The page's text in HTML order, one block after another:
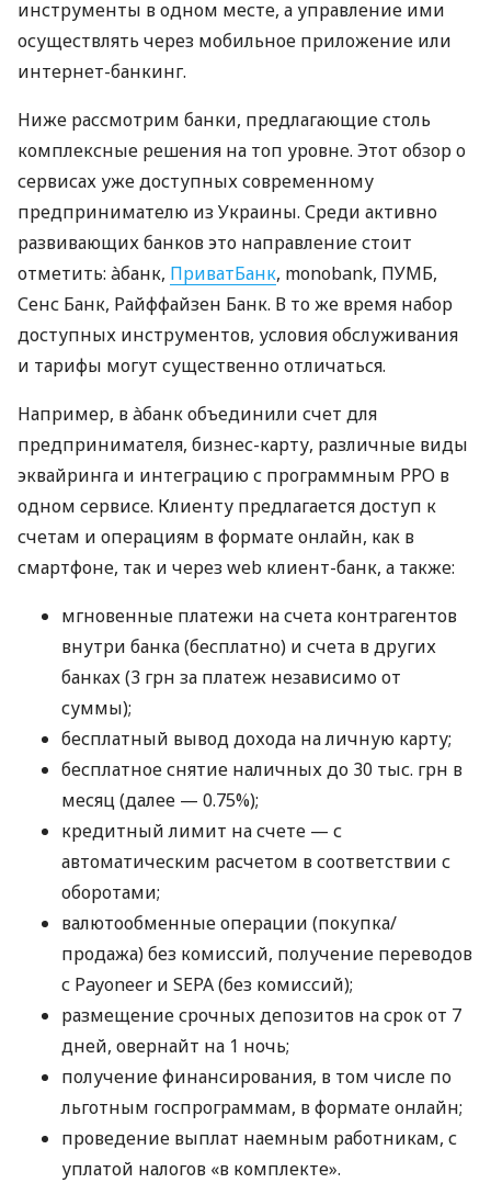
инструменты в одном месте, а управление ими
осуществлять через мобильное приложение или
интернет-банкинг.
Ниже рассмотрим банки, предлагающие столь
комплексные решения на топ уровне. Этот обзор о
сервисах уже доступных современному
предпринимателю из Украины. Среди активно
развивающих банков это направление стоит
отметить: àбанк, ПриватБанк, monobank, ПУМБ,
Сенс Банк, Райффайзен Банк. В то же время набор
доступных инструментов, условия обслуживания
и тарифы могут существенно отличаться.
Например, в àбанк объединили счет для
предпринимателя, бизнес-карту, различные виды
эквайринга и интеграцию с программным РРО в
одном сервисе. Клиенту предлагается доступ к
счетам и операциям в формате онлайн, как в
смартфоне, так и через web клиент-банк, а также:
мгновенные платежи на счета контрагентов
внутри банка (бесплатно) и счета в других
банках (3 грн за платеж независимо от
суммы);
бесплатный вывод дохода на личную карту;
бесплатное снятие наличных до 30 тыс. грн в
месяц (далее — 0.75%);
кредитный лимит на счете — с
автоматическим расчетом в соответствии с
оборотами;
валютообменные операции (покупка/
продажа) без комиссий, получение переводов
с Payoneer и SEPA (без комиссий);
размещение срочных депозитов на срок от 7
дней, овернайт на 1 ночь;
получение финансирования, в том числе по
льготным госпрограммам, в формате онлайн;
проведение выплат наемным работникам, с
уплатой налогов «в комплекте».